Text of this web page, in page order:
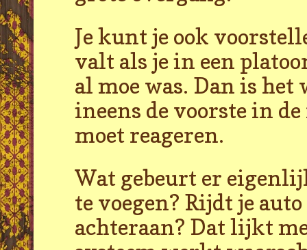
Je kunt je ook
valt als je in een
al moe was. Dan is
ineens de voorste in
moet reageren.
Wat gebeurt er
te voegen? Rijdt je
achteraan? Dat lijkt